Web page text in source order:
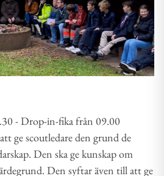
- Drop-in-fika från 09.00
ge scoutledare den grund de
Den ska ge kunskap om
Den syftar även till att ge